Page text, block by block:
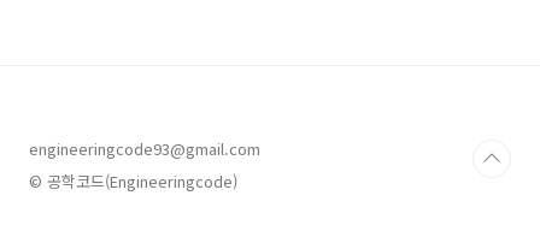
engineeringcode93@gmail.com
© 공학코드(Engineeringcode)